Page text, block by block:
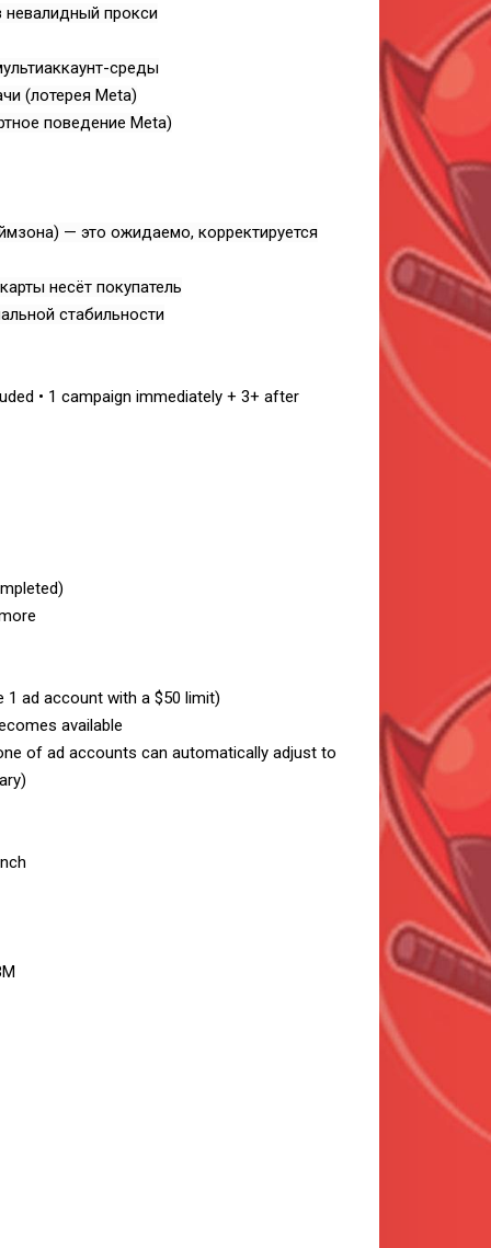
невалидный прокси
среды
(лотерея Meta)
поведение Meta)
— это ожидаемо, корректируется
несёт покупатель
стабильности
• 1 campaign immediately + 3+ after
ad account with a $50 limit)
available
of ad accounts can automatically adjust to